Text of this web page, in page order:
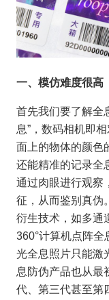
一、模仿难度很高
首先我们要了解全
息”，数码相机即
面上的物体的颜色
还能精准的记录全
通过肉眼进行观察
征，从而鉴别真伪
衍生技术，如多通
360°计算机点阵
光全息照片只能激
息防伪产品也从最
代、第三代甚至第